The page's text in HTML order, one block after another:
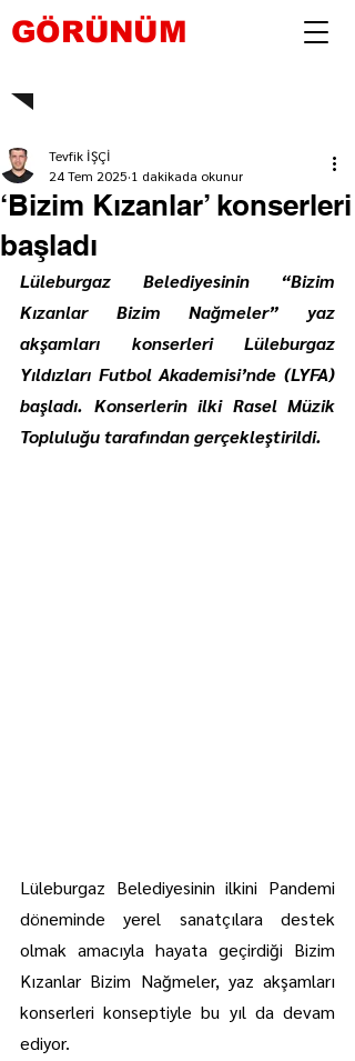
GÖRÜNÜM
‘Bizim Kızanlar’ konserleri
başladı
Tevfik İŞÇİ
24 Tem 2025 1 dakikada okunur
Lüleburgaz Belediyesinin “Bizim
Kızanlar Bizim Nağmeler” yaz
akşamları konserleri Lüleburgaz
Yıldızları Futbol Akademisi’nde (LYFA)
başladı. Konserlerin ilki Rasel Müzik
Topluluğu tarafından gerçekleştirildi.
Lüleburgaz Belediyesinin ilkini Pandemi
döneminde yerel sanatçılara destek
olmak amacıyla hayata geçirdiği Bizim
Kızanlar Bizim Nağmeler, yaz akşamları
konserleri konseptiyle bu yıl da devam
ediyor.